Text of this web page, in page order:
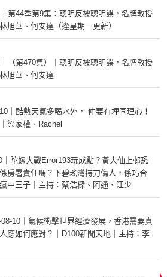
第44季第9集：聰明反被聰明誤，名牌教授
旭華、何安達（逢星期一更新）
（第470集）｜聰明反被聰明誤，名牌教授
旭華、何安達
｜酷熱天氣多喝水外， 仲要有埋同理心！
梁家權、Rachel
｜陀螺大戰Error193玩成點？黃大仙上邨恐
房署責任嗎？下碧瑤灣持刀傷人，係巧合
中三子｜主持：蔡浩樑、阿通、江少
08-10｜氣候衝擊世界經濟發展，香港需要真
應如何應對？｜D100新聞天地｜主持：李